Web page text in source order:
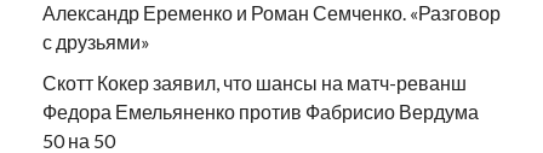
Александр Еременко и Роман Семченко. «Разговор
с друзьями»
Скотт Кокер заявил, что шансы на матч-реванш
Федора Емельяненко против Фабрисио Вердума
50 на 50